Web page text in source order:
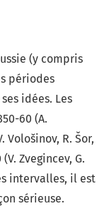
(y compris
périodes
idées. Les
60 (A.
Vološinov, R. Šor,
Zvegincev, G.
intervalles, il est
sérieuse.